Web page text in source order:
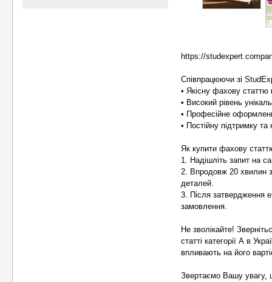
https://
Співпрацюючи зі
• Якісну фахову статтю
• Високий рівень
• Професійне
• Постійну підтримку
Як купити фахову
1. Надішліть запит на
2. Впродовж 20 хвилин
деталей.
3. Після затвердження
замовлення.
Не зволікайте!
статті категорії А в
впливають на його
Звертаємо Вашу увагу,